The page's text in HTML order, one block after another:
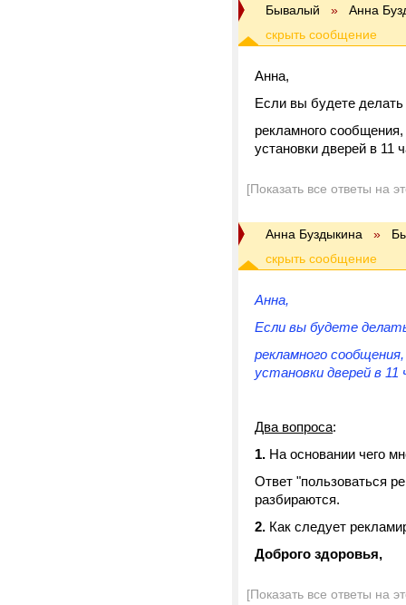
Бывалый » Анна
Анна,
Если вы будете
рекламного
установки дверей в 11
[Показать все ответы на
Анна Буздыкина »
Анна,
Если вы будете
рекламного
установки дверей в 11
Два вопроса:
1. На основании чего
Ответ "пользоваться
разбираются.
2. Как следует
Доброго здоровья,
[Показать все ответы на